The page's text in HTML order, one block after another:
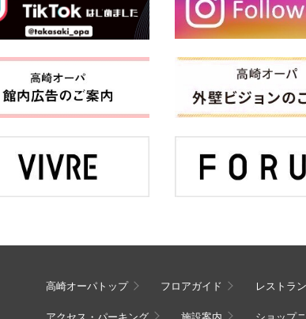
高崎オーパトップ フロアガイド レストラ